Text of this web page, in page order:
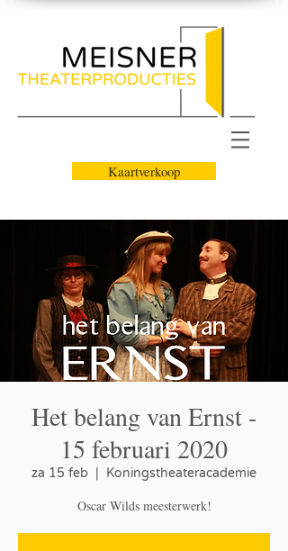
Kaartverkoop
Het belang van Ernst -
15 februari 2020
za 15 feb Koningstheateracademie
Oscar Wilds meesterwerk!